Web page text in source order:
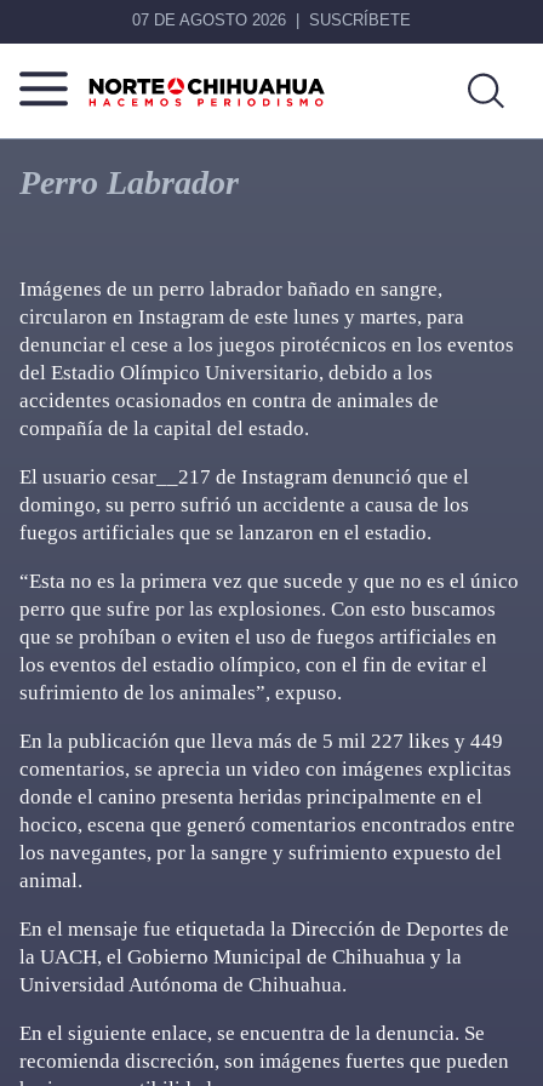
07 DE AGOSTO 2026 SUSCRÍBETE
Norte
De
Chihuahua
Más
que
noticias,
Perro Labrador
Imágenes de un perro labrador bañado en sangre,
circularon en Instagram de este lunes y martes, para
denunciar el cese a los juegos pirotécnicos en los eventos
del Estadio Olímpico Universitario, debido a los
accidentes ocasionados en contra de animales de
compañía de la capital del estado.
El usuario cesar__217 de Instagram denunció que el
domingo, su perro sufrió un accidente a causa de los
fuegos artificiales que se lanzaron en el estadio.
“Esta no es la primera vez que sucede y que no es el único
perro que sufre por las explosiones. Con esto buscamos
que se prohíban o eviten el uso de fuegos artificiales en
los eventos del estadio olímpico, con el fin de evitar el
sufrimiento de los animales”, expuso.
En la publicación que lleva más de 5 mil 227 likes y 449
comentarios, se aprecia un video con imágenes explicitas
donde el canino presenta heridas principalmente en el
hocico, escena que generó comentarios encontrados entre
los navegantes, por la sangre y sufrimiento expuesto del
animal.
En el mensaje fue etiquetada la Dirección de Deportes de
la UACH, el Gobierno Municipal de Chihuahua y la
Universidad Autónoma de Chihuahua.
En el siguiente enlace, se encuentra de la denuncia. Se
recomienda discreción, son imágenes fuertes que pueden